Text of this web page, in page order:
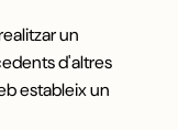
un
d'altres
estableix un